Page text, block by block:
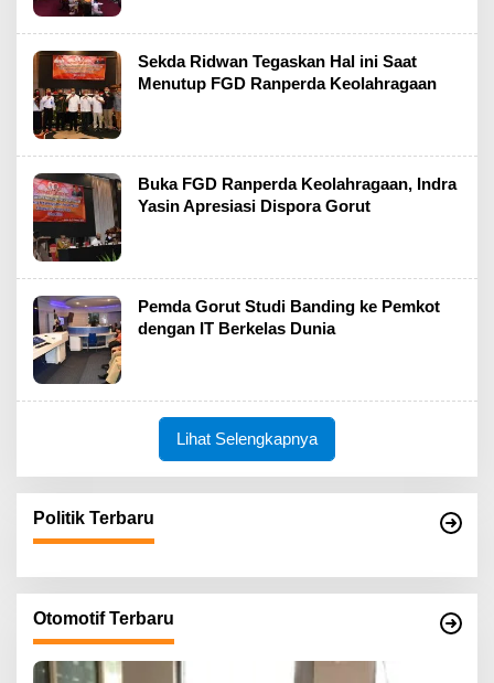
Sekda Ridwan Tegaskan Hal ini Saat
Menutup FGD Ranperda Keolahragaan
Buka FGD Ranperda Keolahragaan, Indra
Yasin Apresiasi Dispora Gorut
Pemda Gorut Studi Banding ke Pemkot
dengan IT Berkelas Dunia
Lihat Selengkapnya
Politik Terbaru
Otomotif Terbaru